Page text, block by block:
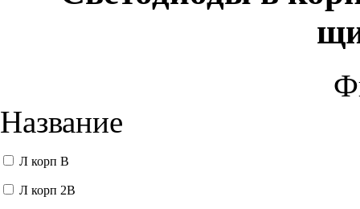
Название
Л корп В
Л корп 2В